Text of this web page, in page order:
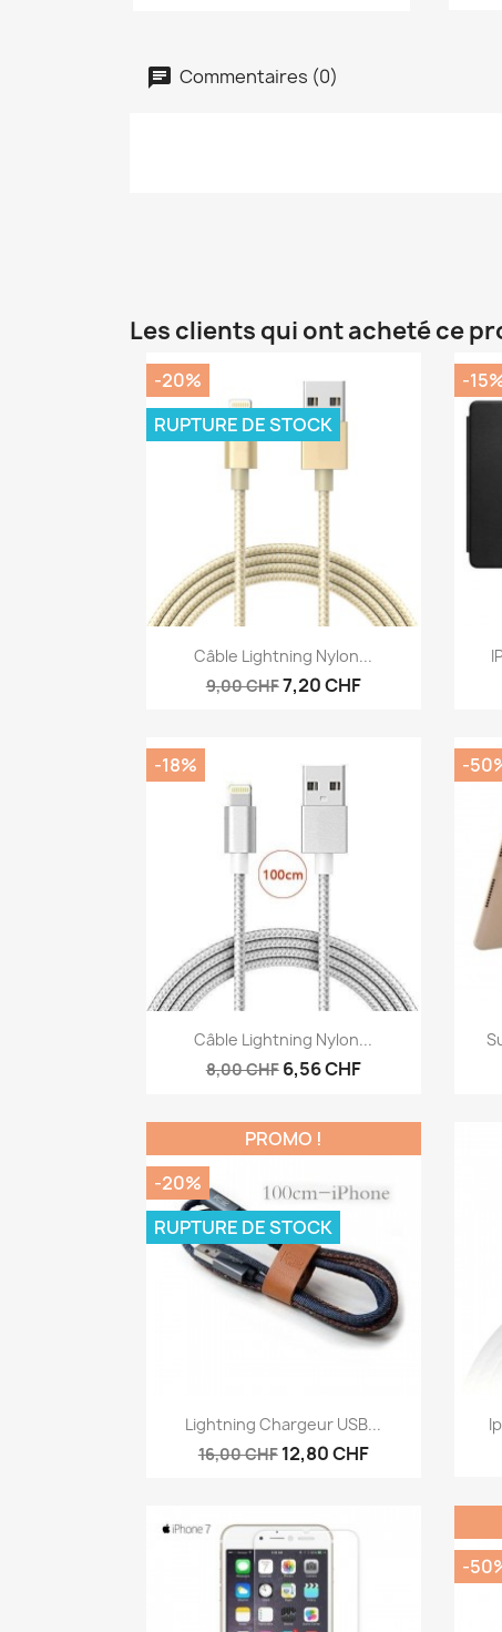
Commentaires (0)
Les clients qui ont acheté ce
Aperçu rapide
Câble Lightning Nylon...
9,00 CHF7,20 CHF
-20%
RUPTURE DE STOCK
-
Aperçu rapide
Câble Lightning Nylon...
8,00 CHF 6,56 CHF
-18% -
Aperçu rapide
Lightning Chargeur USB...
16,00 CHF 12,80 CHF
PROMO !
-20%
RUPTURE DE STOCK
-